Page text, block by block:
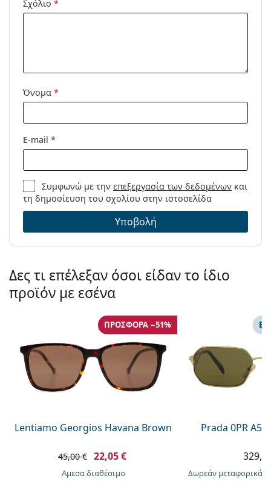
0PR 17WS 2AU8C1 49
συνταγή:
Σχόλιο *
Όνομα *
E-mail *
Συμφωνώ με τηνεπεξεργασία των δεδομένων και
τη δημοσίευση του σχολίου στην ιστοσελίδα
Υποβολή
Δες τι επέλεξαν όσοι είδαν το ίδιο
προϊόν με εσένα
Lentiamo Georgios Havana Brown
ΠΡΟΣΦΟΡΆ −51%
45,00 € 22,05 €
άμεσα διαθέσιμο
Prada 0PR
Δωρεάν μεταφορικά